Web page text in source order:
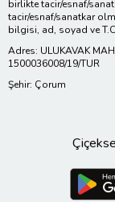
birlikte tacir/esnaf/
tacir/esnaf/sanatkar
bilgisi, ad, soyad ve
Adres: ULUKAVAK
1500036008/19/TUR
Şehir: Çorum